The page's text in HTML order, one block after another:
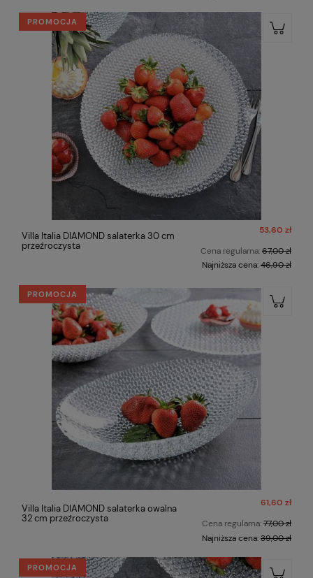
Villa Italia DIAMOND salaterka 30 cm
przeźroczysta
53,60 zł
Cena regularna:67,00 zł
Najniższa cena:46,90 zł
PROMOCJA
Villa Italia DIAMOND salaterka owalna
32 cm przeźroczysta
61,60 zł
Cena regularna:77,00 zł
Najniższa cena:39,00 zł
PROMOCJA
PROMOCJA